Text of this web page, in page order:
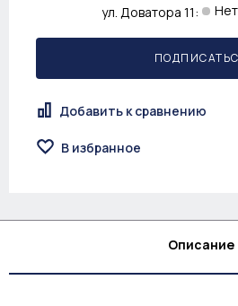
ул. Доватора 11:
Добавить к сравнению
В избранное
Описание